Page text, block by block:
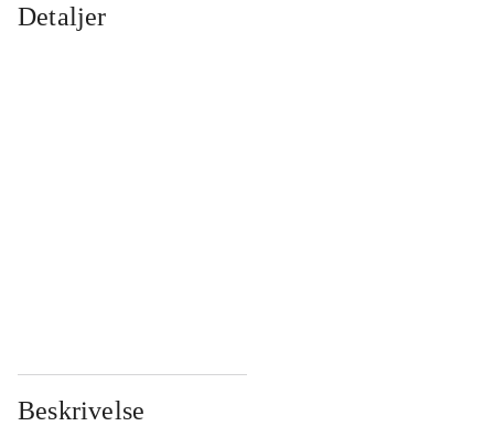
Detaljer
Beskrivelse